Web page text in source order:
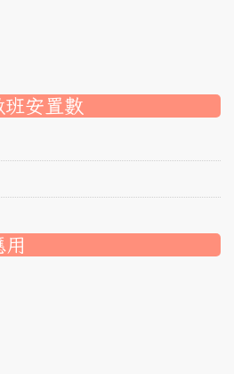
安置數
用